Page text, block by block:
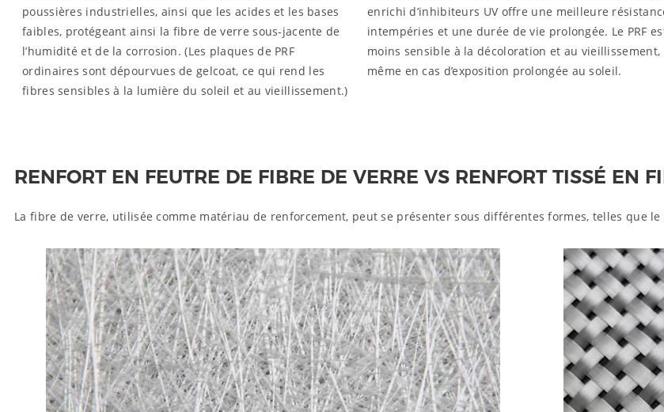
poussières industrielles, ainsi que les acides et les bases
faibles, protégeant ainsi la fibre de verre sous-jacente de
l’humidité et de la corrosion. (Les plaques de PRF
ordinaires sont dépourvues de gelcoat, ce qui rend les
fibres sensibles à la lumière du soleil et au vieillissement.)
enrichi d’inhibiteurs UV offre une meilleure
intempéries et une durée de vie prolongée. Le PRF
moins sensible à la décoloration et au vieillissement,
même en cas d’exposition prolongée au soleil.
RENFORT EN FEUTRE DE FIBRE DE VERRE VS RENFORT TISSÉ EN
La fibre de verre, utilisée comme matériau de renforcement, peut se présenter sous différentes formes, telles que le